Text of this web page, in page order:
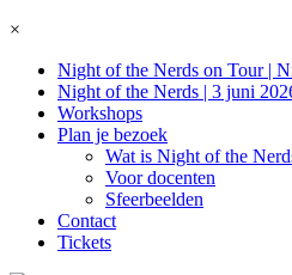
×
Night of the Nerds on Tour |
Night of the Nerds | 3 juni
Workshops
Plan je bezoek
Wat is Night of the
Voor docenten
Sfeerbeelden
Contact
Tickets